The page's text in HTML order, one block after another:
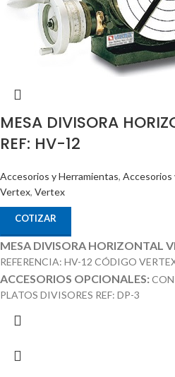
MESA DIVISORA
REF: HV-12
Accesorios y Herramientas, Accesorios
Vertex, Vertex
COTIZAR
MESA DIVISORA HORIZONTAL
REFERENCIA: HV-12 CÓDIGO
ACCESORIOS OPCIONALES:
PLATOS DIVISORES REF: DP-3